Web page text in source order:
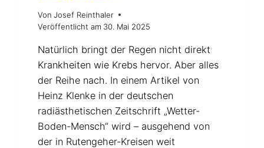
Von Josef Reinthaler
Veröffentlicht am 30. Mai 2025
Natürlich bringt der Regen nicht direkt
Krankheiten wie Krebs hervor. Aber alles
der Reihe nach. In einem Artikel von
Heinz Klenke in der deutschen
radiästhetischen Zeitschrift „Wetter-
Boden-Mensch“ wird – ausgehend von
der in Rutengeher-Kreisen weit